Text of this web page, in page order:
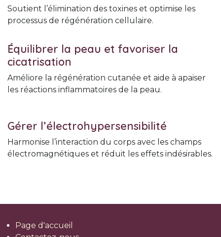
Soutient l’élimination des toxines et optimise les
processus de régénération cellulaire.
Équilibrer la peau et favoriser la
cicatrisation
Améliore la régénération cutanée et aide à apaiser
les réactions inflammatoires de la peau.
Gérer l’électrohypersensibilité
Harmonise l’interaction du corps avec les champs
électromagnétiques et réduit les effets indésirables.
Page d'accueil